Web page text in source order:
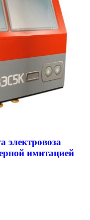
электровоза
имитацией